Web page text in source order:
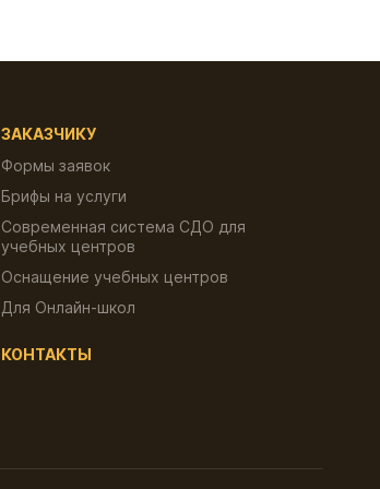
ЗАКАЗЧИКУ
Формы заявок
Брифы на услуги
Современная система СДО для
учебных центров
Оснащение учебных центров
Для Онлайн-школ
КОНТАКТЫ